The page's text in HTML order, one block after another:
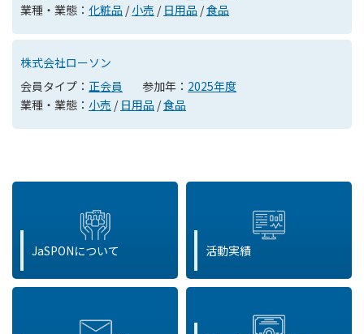
業種・業態： 化粧品 /小売 / 日用品 /食品
株式会社ローソン
会員タイプ： 正会員 参加年： 2025年度
業種・業態： 小売 / 日用品 /食品
JaSPONについて 活動実績